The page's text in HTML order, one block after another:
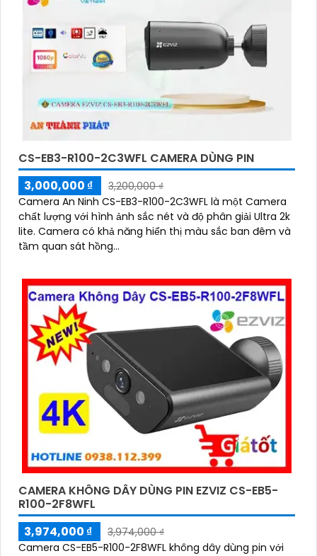
CS-EB3-R100-2C3WFL CAMERA DÙNG PIN
3,000,000 ₫
3,200,000 ₫
Camera An Ninh CS-EB3-R100-2C3WFL là một Camera
chất lượng với hình ảnh sắc nét và độ phân giải Ultra 2k
lite. Camera có khả năng hiển thị màu sắc ban đêm và
tầm quan sát hồng...
CAMERA KHÔNG DÂY DÙNG PIN EZVIZ CS-EB5-
R100-2F8WFL
3,974,000 ₫
3,974,000 ₫
Camera CS-EB5-R100-2F8WFL không dây dùng pin với